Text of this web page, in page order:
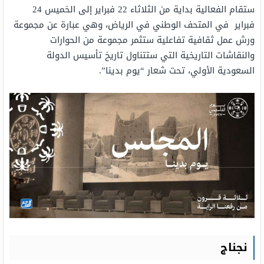
ستقام الفعالية بداية من الثلاثاء 22 فبراير إلى الخميس 24
فبراير في المتحف الوطني في الرياض، وهي عبارة عن مجموعة
ورش عمل ثقافية تفاعلية ستثمر مجموعة من الحوارات
والنقاشات التاريخية التي ستتناول تاريخ تأسيس الدولة
السعودية الأولي، تحت شعار “يوم بدينا”.
نجناج